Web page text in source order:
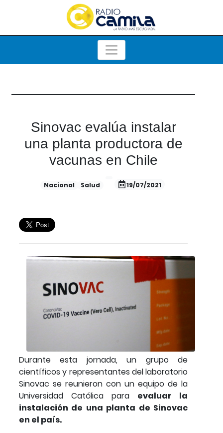
Sinovac evalúa instalar
una planta productora de
vacunas en Chile
Nacional Salud 19/07/2021
Durante esta jornada, un grupo de
científicos y representantes del laboratorio
Sinovac se reunieron con un equipo de la
Universidad Católica para evaluar la
instalación de una planta de Sinovac
en el país.